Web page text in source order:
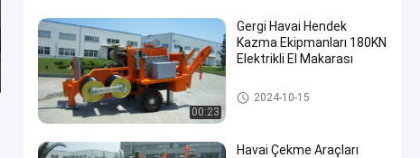
00:23
Gergi Havai Hendek
Kazma Ekipmanları 180KN
Elektrikli El Makarası
Kablo Çekme Aletleri
2024-10-15
Havai Çekme Araçları